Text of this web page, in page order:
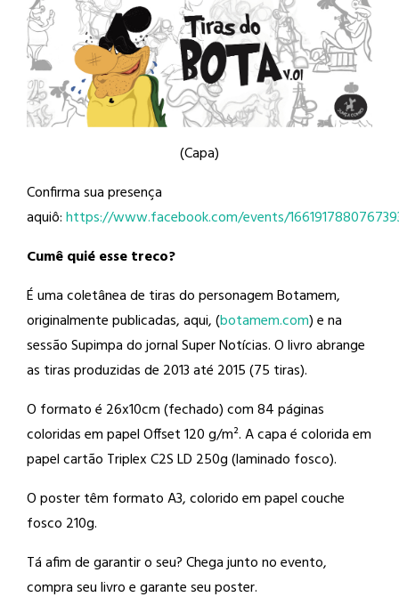
(Capa)
Confirma sua presença
aquiô:https://www.facebook.com/events/
Cumê quié esse treco?
É uma coletânea de tiras do personagem Botamem,
originalmente publicadas, aqui, (botamem.com) e na
sessão Supimpa do jornal Super Notícias. O livro abrange
as tiras produzidas de 2013 até 2015 (75 tiras).
O formato é 26x10cm (fechado) com 84 páginas
coloridas em papel Offset 120 g/m². A capa é colorida em
papel cartão Triplex C2S LD 250g (laminado fosco).
O poster têm formato A3, colorido em papel couche
fosco 210g.
Tá afim de garantir o seu? Chega junto no evento,
compra seu livro e garante seu poster.